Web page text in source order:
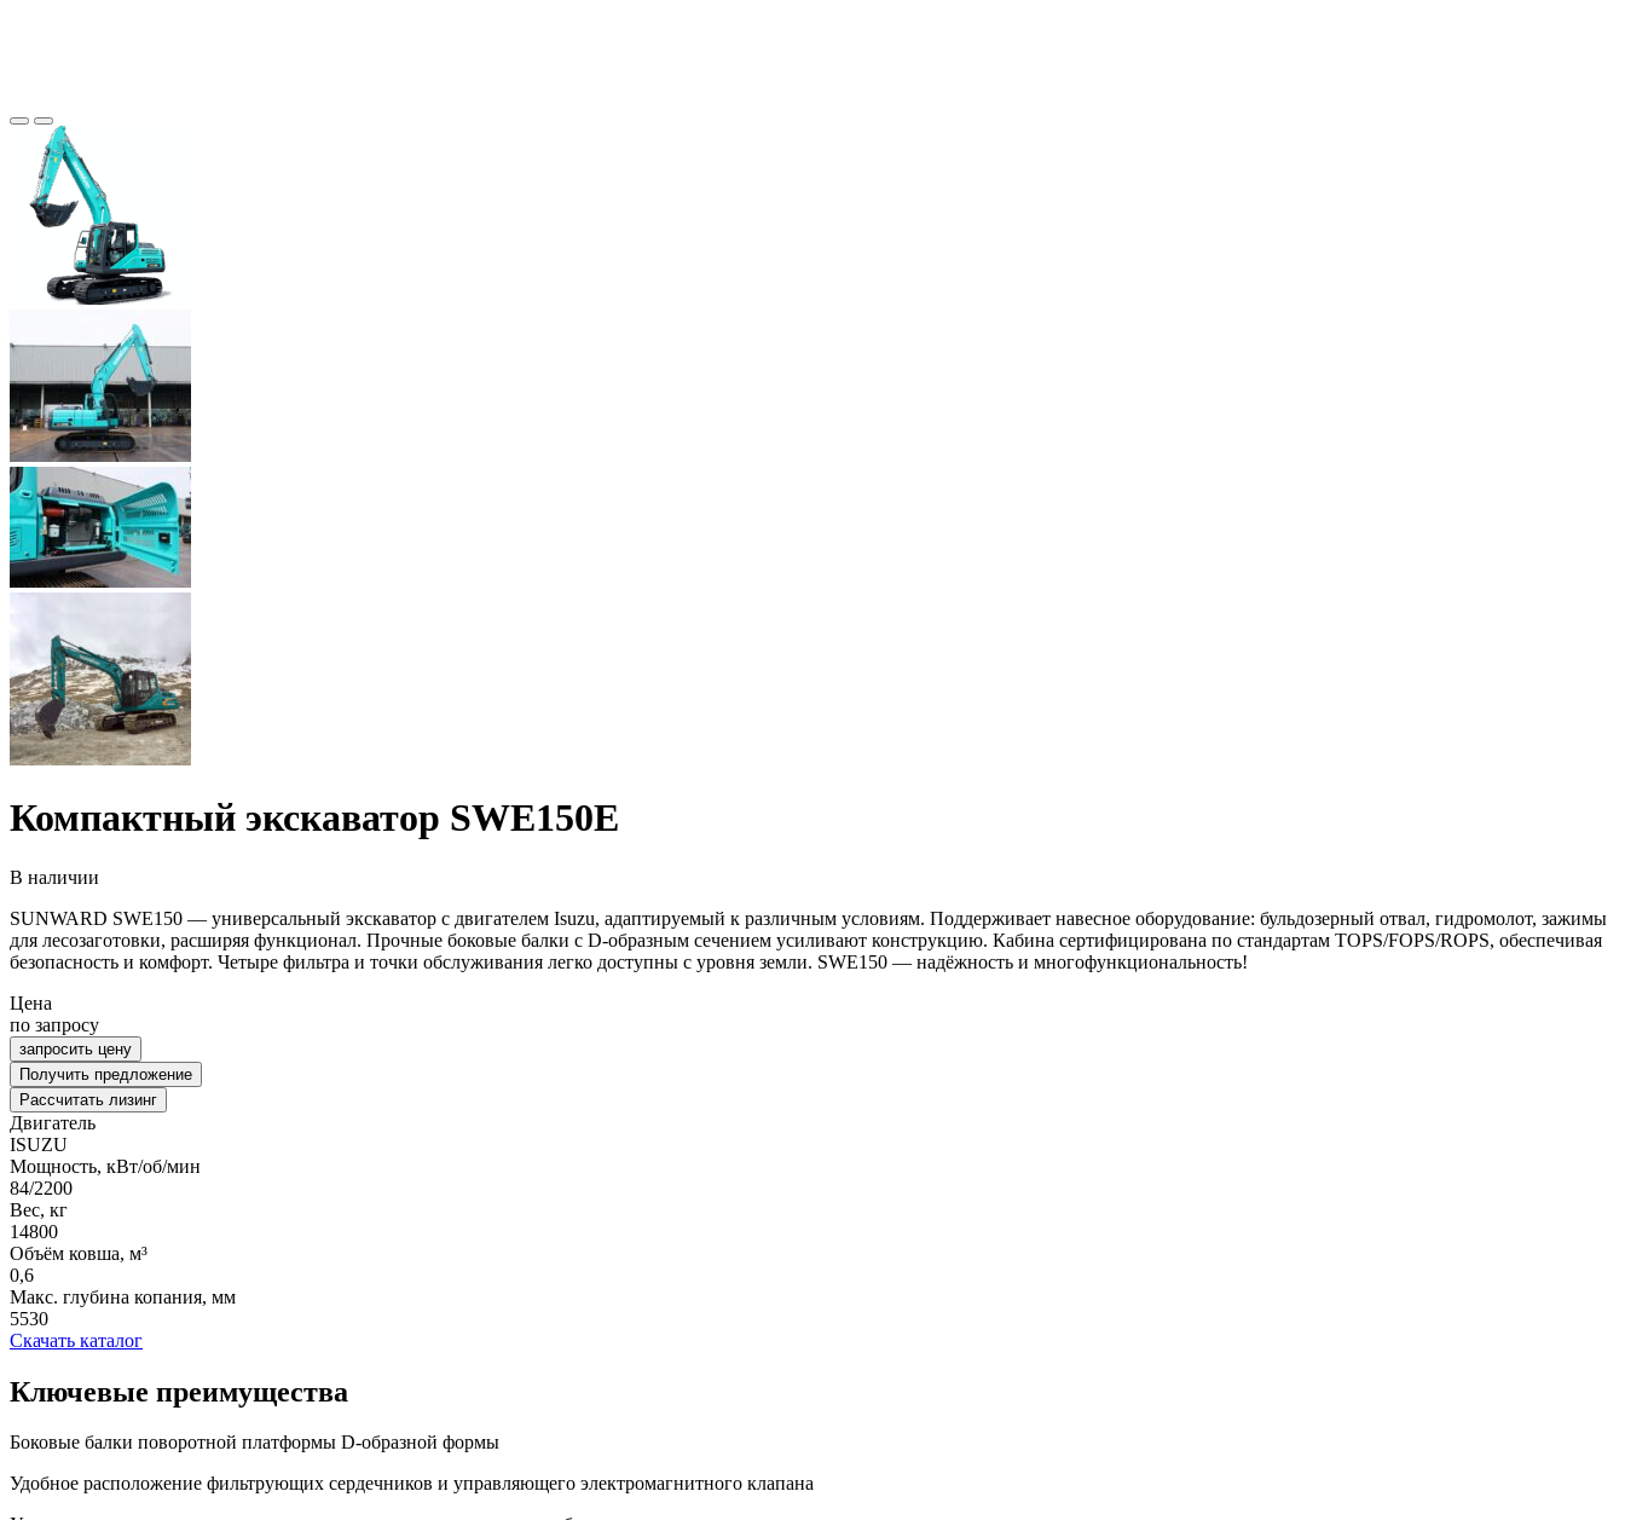
Компактный экскаватор SWE150E
В наличии
SUNWARD SWE150 — универсальный экскаватор с двигателем Isuzu, адаптируемый к различным условиям. Поддерживает навесное оборудование: бульдозерный отвал, гидромолот, зажимы
для лесозаготовки, расширяя функционал. Прочные боковые балки с D-образным сечением усиливают конструкцию. Кабина сертифицирована по стандартам TOPS/FOPS/ROPS, обеспечивая
безопасность и комфорт. Четыре фильтра и точки обслуживания легко доступны с уровня земли. SWE150 — надёжность и многофункциональность!
Цена
по запросу
запросить цену
Получить предложение
Рассчитать лизинг
Двигатель
ISUZU
Мощность, кВт/об/мин
84/2200
Вес, кг
14800
Объём ковша, м³
0,6
Макс. глубина копания, мм
5530
Скачать каталог
Ключевые преимущества
Боковые балки поворотной платформы D-образной формы
Удобное расположение фильтрующих сердечников и управляющего электромагнитного клапана